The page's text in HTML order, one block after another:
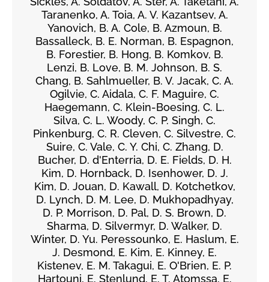
Taranenko, A. Toia, A. V. Kazantsev, A.
Yanovich, B. A. Cole, B. Azmoun, B.
Bassalleck, B. E. Norman, B. Espagnon,
B. Forestier, B. Hong, B. Komkov, B.
Lenzi, B. Love, B. M. Johnson, B. S.
Chang, B. Sahlmueller, B. V. Jacak, C. A.
Ogilvie, C. Aidala, C. F. Maguire, C.
Haegemann, C. Klein-Boesing, C. L.
Silva, C. L. Woody, C. P. Singh, C.
Pinkenburg, C. R. Cleven, C. Silvestre, C.
Suire, C. Vale, C. Y. Chi, C. Zhang, D.
Bucher, D. d'Enterria, D. E. Fields, D. H.
Kim, D. Hornback, D. Isenhower, D. J.
Kim, D. Jouan, D. Kawall, D. Kotchetkov,
D. Lynch, D. M. Lee, D. Mukhopadhyay,
D. P. Morrison, D. Pal, D. S. Brown, D.
Sharma, D. Silvermyr, D. Walker, D.
Winter, D. Yu. Peressounko, E. Haslum, E.
J. Desmond, E. Kim, E. Kinney, E.
Kistenev, E. M. Takagui, E. O'Brien, E. P.
Hartouni, E. Stenlund, E. T. Atomssa, E.